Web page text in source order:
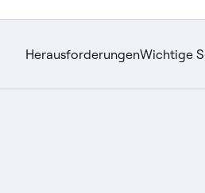
HerausforderungenWichtige